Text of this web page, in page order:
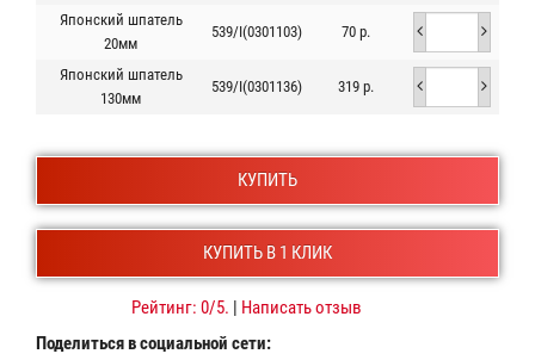
Японский шпатель
20мм
539/I(0301103) 70 р.
Японский шпатель
130мм
539/I(0301136) 319 р.
КУПИТЬ
КУПИТЬ В 1 КЛИК
Рейтинг: 0/5. | Написать отзыв
Поделиться в социальной сети: